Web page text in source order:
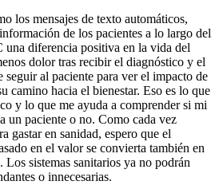
los mensajes de texto automáticos,
de los pacientes a lo largo del
una diferencia positiva en la vida del
dolor tras recibir el diagnóstico y el
seguir al paciente para ver el impacto de
camino hacia el bienestar. Eso es lo que
y lo que me ayuda a comprender si mi
un paciente o no. Como cada vez
gastar en sanidad, espero que el
en el valor se convierta también en
Los sistemas sanitarios ya no podrán
o innecesarias.